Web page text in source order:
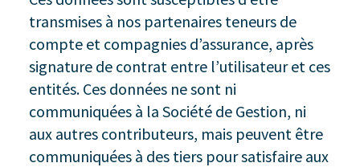
transmises à nos partenaires teneurs de
compte et compagnies d’assurance, après
signature de contrat entre l’utilisateur et ces
entités. Ces données ne sont ni
communiquées à la Société de Gestion, ni
aux autres contributeurs, mais peuvent être
communiquées à des tiers pour satisfaire aux